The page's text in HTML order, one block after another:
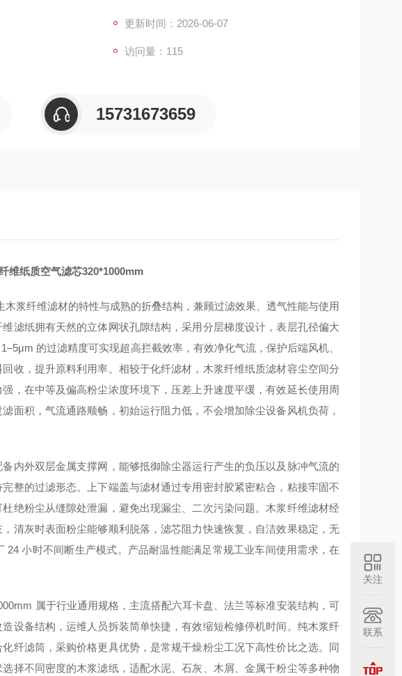
更新时间：2026-06-07
访问量：115
15731673659
维纸质空气滤芯320*1000mm
浆纤维滤材的特性与成熟的折叠结构，兼顾过滤效果、透气性能与使用
滤纸拥有天然的立体网状孔隙结构，采用分层梯度设计，表层孔径偏大
的过滤精度可实现超高拦截效率，有效净化气流，保护后端风机、
收，提升原料利用率。相较于化纤滤材，木浆纤维纸质滤材容尘空间分
，在中等及偏高粉尘浓度环境下，压差上升速度平缓，有效延长使用周
面积，气流通路顺畅，初始运行阻力低，不会增加除尘设备风机负荷，
内外双层金属支撑网，能够抵御除尘器运行产生的负压以及脉冲气流的
整的过滤形态。上下端盖与滤材通过专用密封胶紧密粘合，粘接牢固不
绝粉尘从缝隙处泄漏，避免出现漏尘、二次污染问题。木浆纤维滤材经
清灰时表面粉尘能够顺利脱落，滤芯阻力快速恢复，自洁效果稳定，无
小时不间断生产模式。产品耐温性能满足常规工业车间使用需求，在
属于行业通用规格，主流搭配六耳卡盘、法兰等标准安装结构，可
设备结构，运维人员拆装简单快捷，有效缩短检修停机时间。纯木浆纤
纤滤筒，采购价格更具优势，是常规干燥粉尘工况下高性价比之选。同
择不同密度的木浆滤纸，适配水泥、石灰、木屑、金属干粉尘等多种物
关注
联系